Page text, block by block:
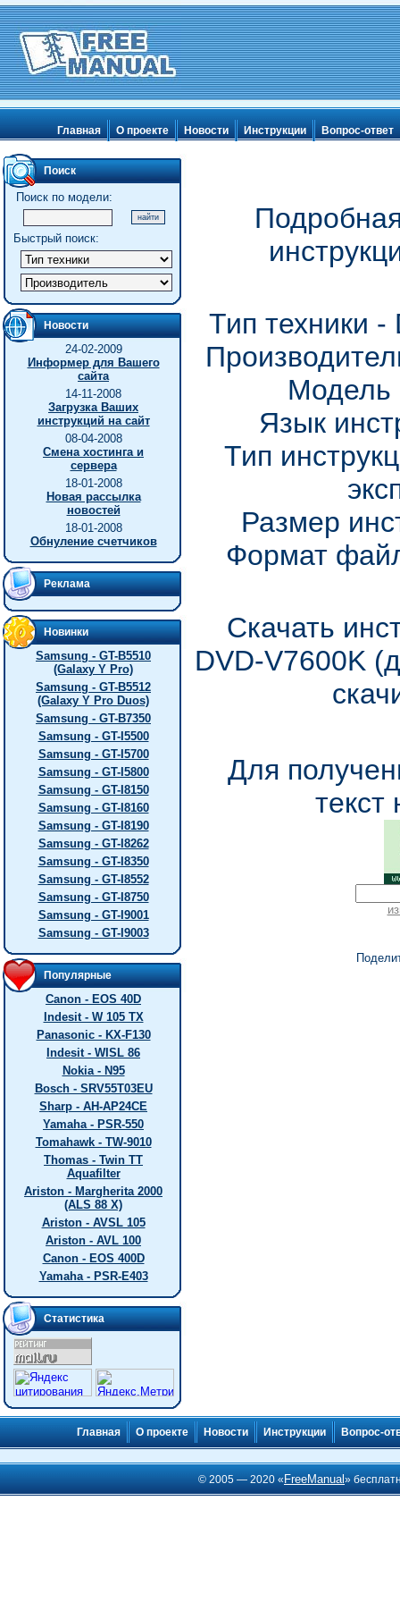
Главная О проекте Новости Инструкции Вопрос-ответ
Поиск
Поиск по модели:
Быстрый поиск:
Новости
24-02-2009
Информер для Вашего
сайта
14-11-2008
Загрузка Ваших
инструкций на сайт
08-04-2008
Смена хостинга и
сервера
18-01-2008
Новая рассылка
новостей
18-01-2008
Обнуление счетчиков
Реклама
Новинки
Samsung - GT-B5510
(Galaxy Y Pro)
Samsung - GT-B5512
(Galaxy Y Pro Duos)
Samsung - GT-B7350
Samsung - GT-I5500
Samsung - GT-I5700
Samsung - GT-I5800
Samsung - GT-I8150
Samsung - GT-I8160
Samsung - GT-I8190
Samsung - GT-I8262
Samsung - GT-I8350
Samsung - GT-I8552
Samsung - GT-I8750
Samsung - GT-I9001
Samsung - GT-I9003
Популярные
Canon - EOS 40D
Indesit - W 105 TX
Panasonic - KX-F130
Indesit - WISL 86
Nokia - N95
Bosch - SRV55T03EU
Sharp - AH-AP24CE
Yamaha - PSR-550
Tomahawk - TW-9010
Thomas - Twin TT
Aquafilter
Ariston - Margherita 2000
(ALS 88 X)
Ariston - AVSL 105
Ariston - AVL 100
Canon - EOS 400D
Yamaha - PSR-E403
Статистика
Тип техники -
Модель
Язык
Тип
Размер
Формат
Скачать
DVD-V7600K
Для
текст
Главная О проекте Новости Инструкции Вопрос-
© 2005 — 2020 « FreeManual»